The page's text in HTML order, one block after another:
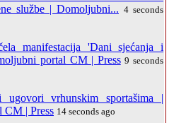
službe | Domoljubni... 4 seconds
manifestacija 'Dani sjećanja i
portal CM | Press 9 seconds
ugovori vrhunskim sportašima |
CM | Press 14 seconds ago